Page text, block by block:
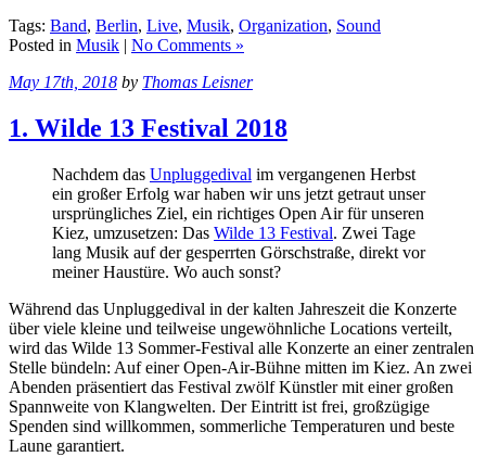
Tags: Band, Berlin, Live, Musik, Organization, Sound
Posted in Musik | No Comments »
May 17th, 2018 by Thomas Leisner
1. Wilde 13 Festival 2018
Nachdem das Unpluggedival im vergangenen Herbst
ein großer Erfolg war haben wir uns jetzt getraut unser
ursprüngliches Ziel, ein richtiges Open Air für unseren
Kiez, umzusetzen: Das Wilde 13 Festival. Zwei Tage
lang Musik auf der gesperrten Görschstraße, direkt vor
meiner Haustüre. Wo auch sonst?
Während das Unpluggedival in der kalten Jahreszeit die Konzerte
über viele kleine und teilweise ungewöhnliche Locations verteilt,
wird das Wilde 13 Sommer-Festival alle Konzerte an einer zentralen
Stelle bündeln: Auf einer Open-Air-Bühne mitten im Kiez. An zwei
Abenden präsentiert das Festival zwölf Künstler mit einer großen
Spannweite von Klangwelten. Der Eintritt ist frei, großzügige
Spenden sind willkommen, sommerliche Temperaturen und beste
Laune garantiert.